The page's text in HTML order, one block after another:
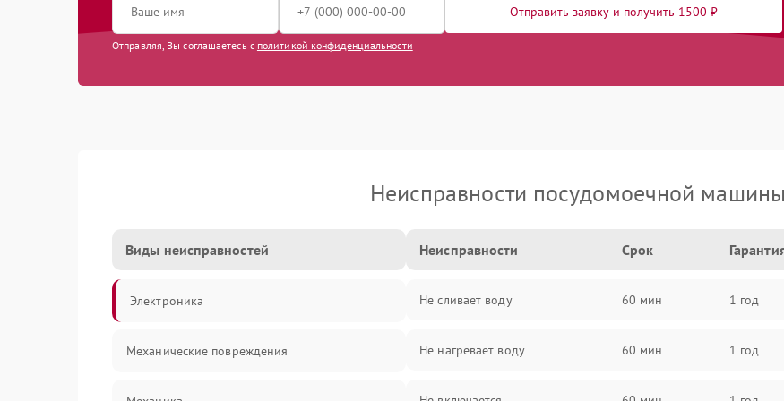
Отправить заявку и получить 1500 ₽
Отправляя, Вы соглашаетесь с политикой конфиденциальности
Неисправности посудомоечной
Виды неисправностей
Электроника
Механические повреждения
Неисправности Срок
Не сливает воду 60 мин 1 год
Не нагревает воду 60 мин 1 год